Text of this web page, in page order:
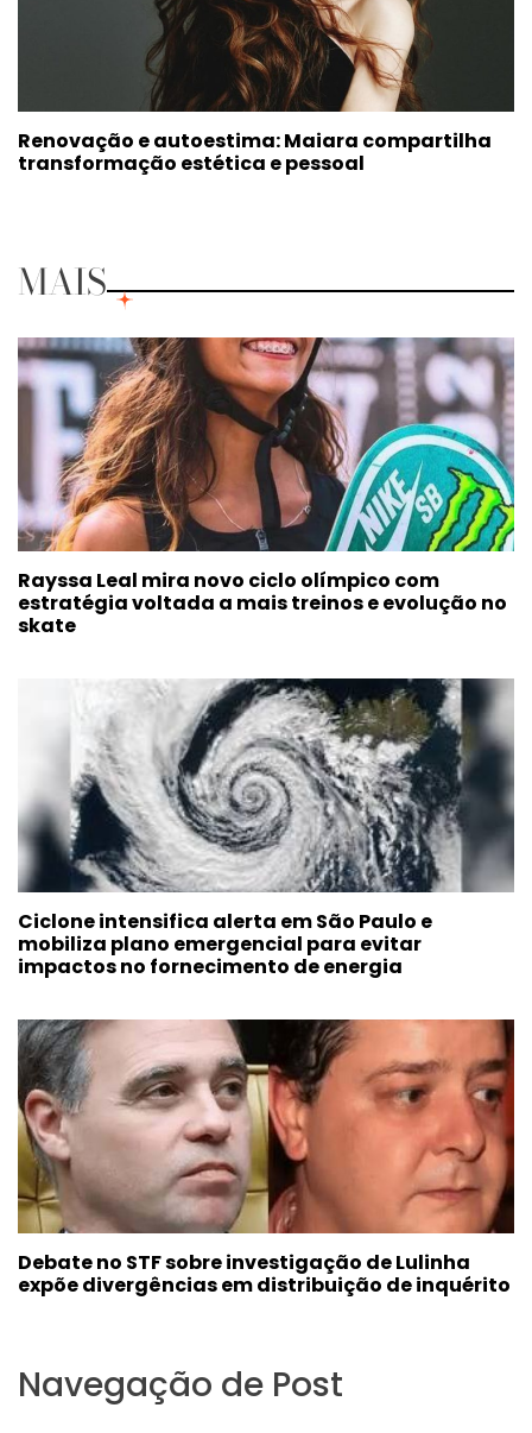
Renovação e autoestima: Maiara compartilha
transformação estética e pessoal
MAIS
Rayssa Leal mira novo ciclo olímpico com
estratégia voltada a mais treinos e evolução no
skate
Ciclone intensifica alerta em São Paulo e
mobiliza plano emergencial para evitar
impactos no fornecimento de energia
Debate no STF sobre investigação de Lulinha
expõe divergências em distribuição de inquérito
Navegação de Post